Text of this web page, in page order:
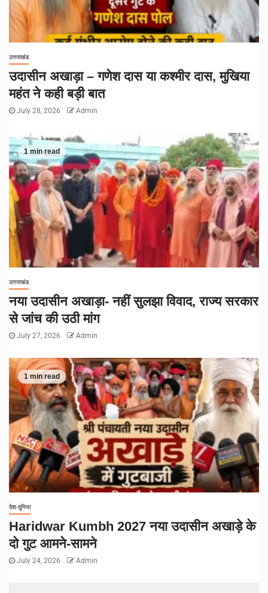
उत्तराखंड
उदासीन अखाड़ा – गणेश दास या कश्मीर दास, मुखिया
महंत ने कही बड़ी बात
July 28, 2026 Admin
1 min read
उत्तराखंड
नया उदासीन अखाड़ा- नहीं सुलझा विवाद, राज्य सरकार
से जांच की उठी मांग
July 27, 2026 Admin
1 min read
देश-दुनिया
Haridwar Kumbh 2027 नया उदासीन अखाड़े के
दो गुट आमने-सामने
July 24, 2026 Admin